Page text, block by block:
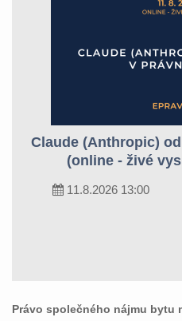
Claude (Anthropic)
(online - živé
11.8.2026 13:00
Právo společného nájmu bytu